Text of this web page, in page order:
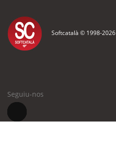
Softcatalà © 1998-2026
Seguiu-nos